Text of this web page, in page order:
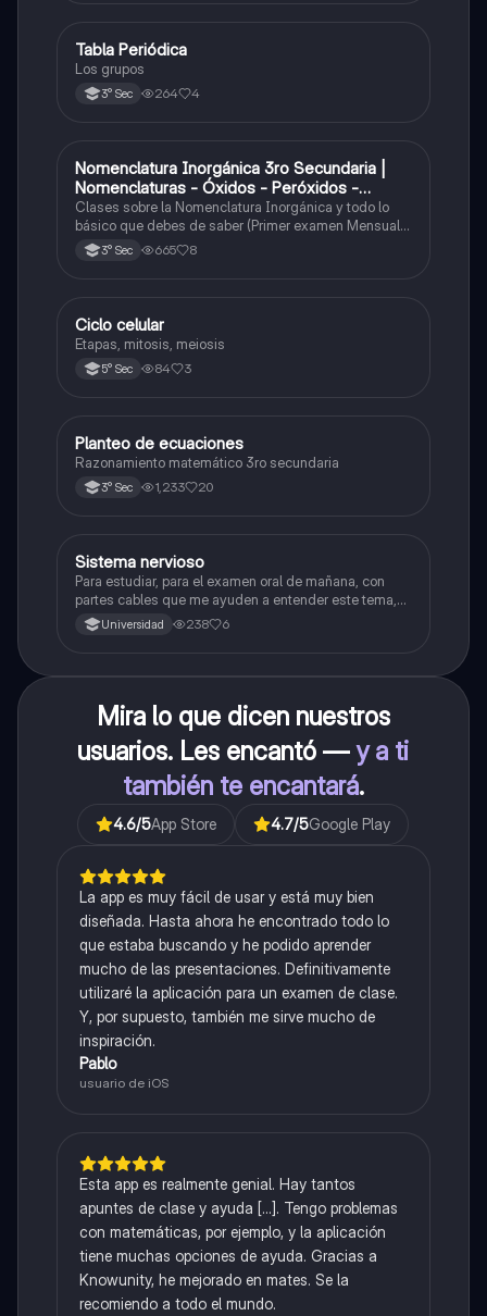
Química
Tabla Periódica
Los grupos
3° Sec 264 4
Química
Nomenclatura Inorgánica 3ro Secundaria |
Nomenclaturas - Óxidos - Peróxidos -
Hidróxido o Bases
Clases sobre la Nomenclatura Inorgánica y todo lo
básico que debes de saber (Primer examen Mensual
2025)3° Sec 665 8
Biología
Ciclo celular
Etapas, mitosis, meiosis
5° Sec 84 3
Matemáticas
Planteo de ecuaciones
Razonamiento matemático 3ro secundaria
3° Sec 1,233 20
Biología
Sistema nervioso
Para estudiar, para el examen oral de mañana, con
partes cables que me ayuden a entender este tema,
porque se me complica un poco ya que el tema es
muy extenso y quisiera poder lograr entenderlo
Universidad 238 6
Mira lo que dicen nuestros
usuarios. Les encantó —y a ti
también te encantará.
4.6/5App Store 4.7/5Google Play
La app es muy fácil de usar y está muy bien
diseñada. Hasta ahora he encontrado todo lo
que estaba buscando y he podido aprender
mucho de las presentaciones. Definitivamente
utilizaré la aplicación para un examen de clase.
Y, por supuesto, también me sirve mucho de
inspiración.
Pablo
usuario de iOS
Esta app es realmente genial. Hay tantos
apuntes de clase y ayuda [...]. Tengo problemas
con matemáticas, por ejemplo, y la aplicación
tiene muchas opciones de ayuda. Gracias a
Knowunity, he mejorado en mates. Se la
recomiendo a todo el mundo.